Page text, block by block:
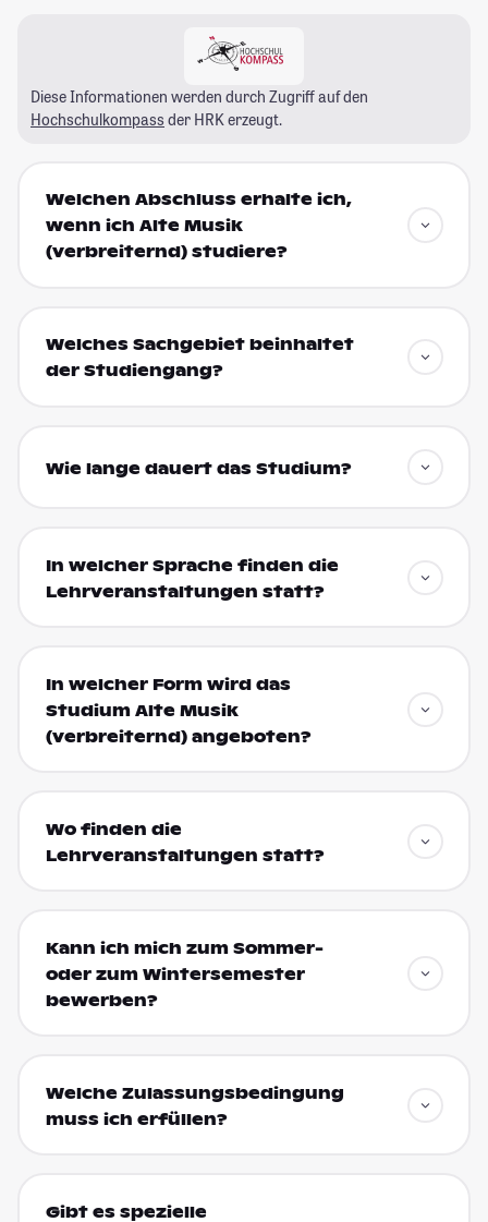
Diese Informationen werden durch Zugriff auf den
Hochschulkompass der HRK erzeugt.
Welchen Abschluss erhalte ich,
wenn ich Alte Musik
(verbreiternd) studiere?
Welches Sachgebiet beinhaltet
der Studiengang?
Wie lange dauert das Studium?
In welcher Sprache finden die
Lehrveranstaltungen statt?
In welcher Form wird das
Studium Alte Musik
(verbreiternd) angeboten?
Wo finden die
Lehrveranstaltungen statt?
Kann ich mich zum Sommer-
oder zum Wintersemester
bewerben?
Welche Zulassungsbedingung
muss ich erfüllen?
Gibt es spezielle